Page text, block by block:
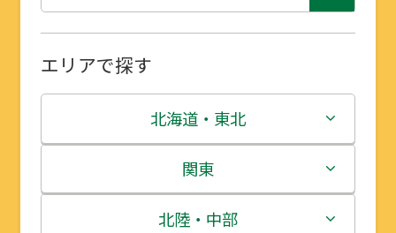
エリアで探す
北海道・東北
北海道
青森県
関東
茨城県
北陸・中部